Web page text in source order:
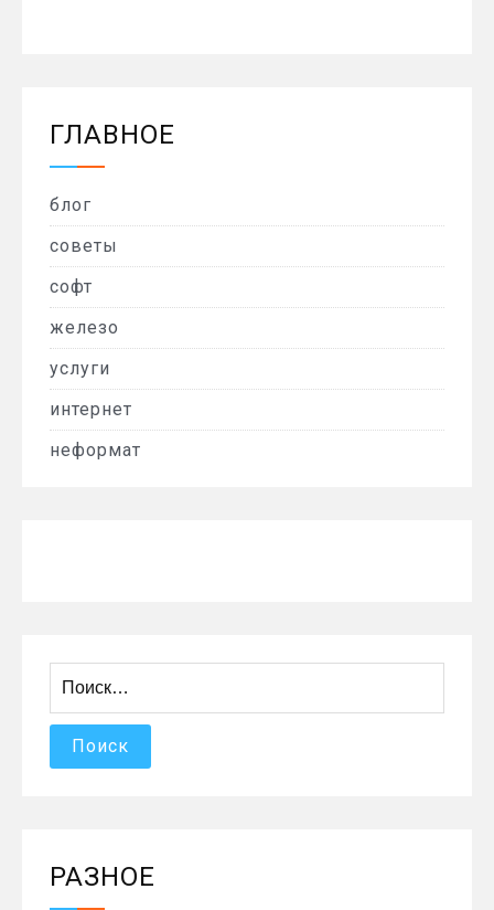
ГЛАВНОЕ
блог
советы
софт
железо
услуги
интернет
неформат
РАЗНОЕ